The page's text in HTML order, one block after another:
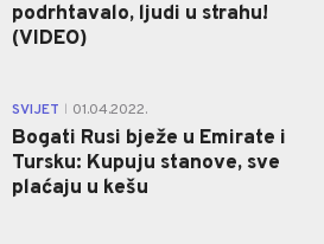
podrhtavalo, ljudi u strahu!
(VIDEO)
SVIJET 01.04.2022.
Bogati Rusi bježe u Emirate i
Tursku: Kupuju stanove, sve
plaćaju u kešu